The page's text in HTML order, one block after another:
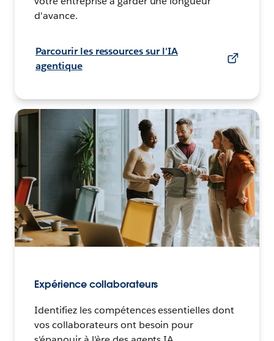
d'avance.
Parcourir les ressources sur l'IA
agentique
Expérience collaborateurs
Identifiez les compétences essentielles dont
vos collaborateurs ont besoin pour